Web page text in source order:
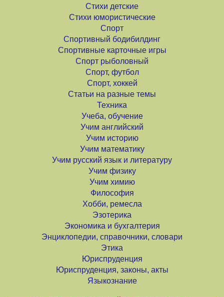
Стихи детские
Стихи юмористические
Спорт
Спортивный бодибилдинг
Спортивные карточные игры
Спорт рыболовный
Спорт, футбол
Спорт, хоккей
Статьи на разные темы
Техника
Учеба, обучение
Учим английский
Учим историю
Учим математику
Учим русский язык и литературу
Учим физику
Учим химию
Философия
Хобби, ремесла
Эзотерика
Экономика и бухгалтерия
Энциклопедии, справочники, словари
Этика
Юриспруденция
Юриспруденция, законы, акты
Языкознание